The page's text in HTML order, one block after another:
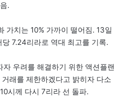
.
가치는 10% 가까이 떨어짐. 13일
7.24리라로 역대 최고를 기록.
우려를 해결하기 위한 액션플랜
래를 제한하겠다고 밝히자 다소
시께 다시 7리라 선 돌파.